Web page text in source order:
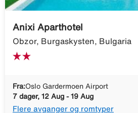
Anixi Aparthotel
Obzor, Burgaskysten, Bulgaria
Fra:Oslo Gardermoen Airport
7 dager, 12 Aug - 19 Aug
Flere avganger og romtyper